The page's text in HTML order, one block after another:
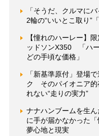
「そうだ、クルマに
2輪の“いいとこ取り”
【憧れのハーレー】
ッドソンX350 「ハ
どの手頃な価格」
「新基準原付」登場
ク そのパイオニア的
れない“走りの実力”
ナナハンブームを生
に手が届かなかった
夢心地と現実